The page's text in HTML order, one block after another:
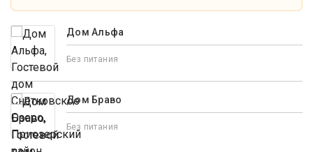
Дом Альфа
Без питания
Дом Браво
Без питания